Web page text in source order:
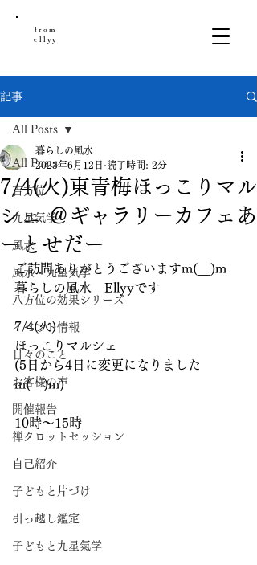
from
ellyy
記事
All Posts
吉方位
九星気学
風水
風水・九星気学
八方位の効果シリーズ
イベント情報
日々のこと
お客様の声
開催報告
禅タロットセッション
自己紹介
子どもと片づけ
引っ越し鑑定
子どもと九星氣学
All Posts
7/4(火)東青梅ほっこりマル
シェ ＠ギャラリーカフェあ
ーとせだー
暮らしの風水
2023年6月12日 読了時間: 2分
ご訪問ありがとうございますm(__)m
暮らしの風水　Ellyyです
7/4(火)
ほっこりマルシェ
(5日から4日に変更になりました
m(__)m)
10時～15時